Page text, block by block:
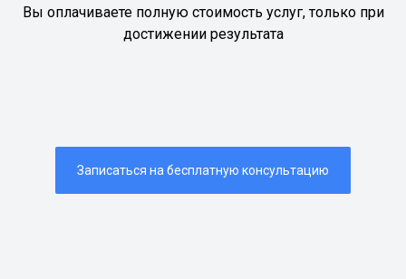
Вы оплачиваете полную стоимость услуг, только при
достижении результата
Записаться на бесплатную консультацию